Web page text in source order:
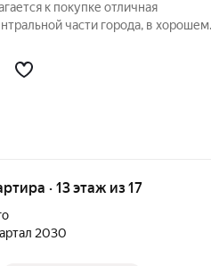
к покупке отличная
части города, в хорошем
Владимира, вдалеке от автодорог.
· 13 этаж из 17
2030